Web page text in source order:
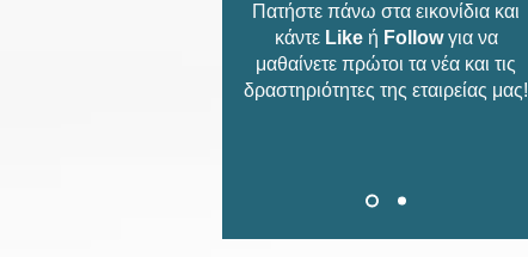
Πατήστε πάνω στα εικονίδια και
κάντε Like ή Followγια να
μαθαίνετε πρώτοι τα νέα και τις
δραστηριότητες της εταιρείας μας!